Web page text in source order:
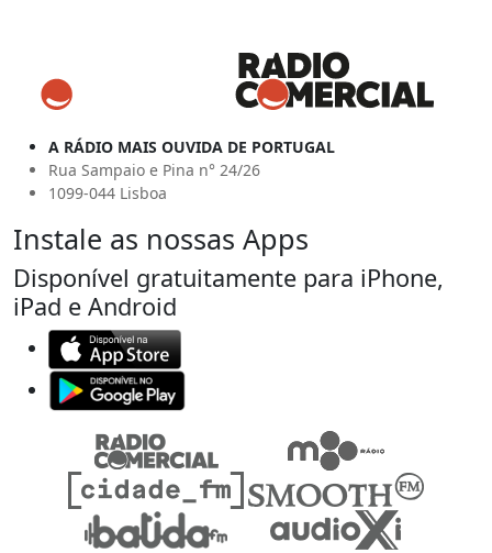
A RÁDIO MAIS OUVIDA DE PORTUGAL
Rua Sampaio e Pina n° 24/26
1099-044 Lisboa
Instale as nossas Apps
Disponível gratuitamente para iPhone,
iPad e Android